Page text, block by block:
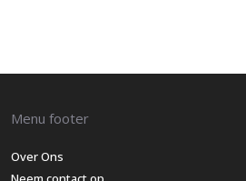
Menu footer
Over Ons